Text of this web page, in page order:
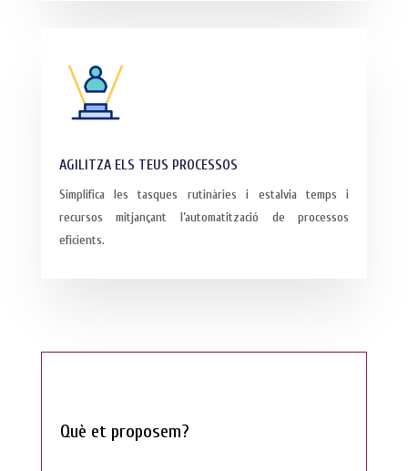
AGILITZA ELS TEUS PROCESSOS
Simplifica les tasques rutinàries i estalvia temps i
recursos mitjançant l’automatització de processos
eficients.
Què et proposem?